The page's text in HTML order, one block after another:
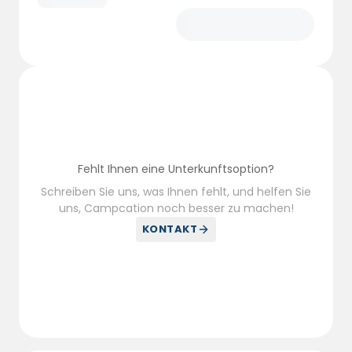
Fehlt Ihnen eine Unterkunftsoption?
Schreiben Sie uns, was Ihnen fehlt, und helfen Sie
uns, Campcation noch besser zu machen!
KONTAKT